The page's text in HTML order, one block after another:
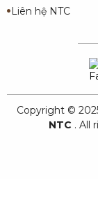
Liên hệ NTC
Copyright ©
NTC . All